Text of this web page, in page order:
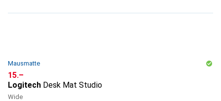
Mausmatte
CHF
15.–
Logitech Desk Mat Studio
Wide